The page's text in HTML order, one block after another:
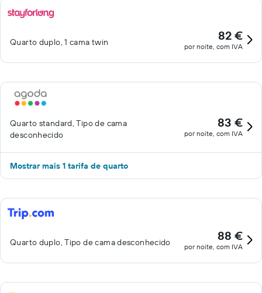
Quarto duplo, 1 cama twin 82 €
por noite, com IVA
Quarto standard, Tipo de cama
desconhecido
83 €
por noite, com IVA
Mostrar mais 1 tarifa de quarto
Quarto duplo, Tipo de cama desconhecido 88 €
por noite, com IVA